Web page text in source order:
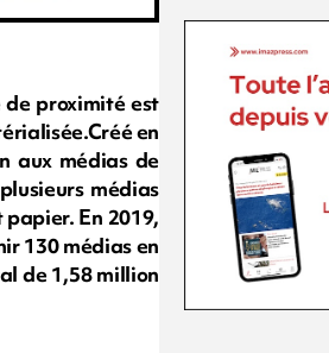
de proximité est
en
aux médias de
médias
En 2019,
130 médias en
de 1,58 million